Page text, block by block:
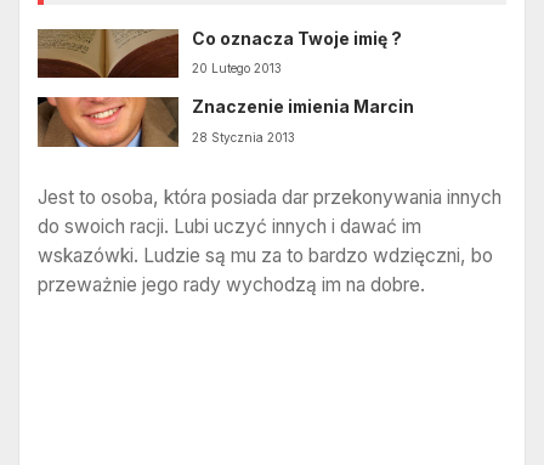
Co oznacza Twoje imię ?
20 Lutego 2013
Znaczenie imienia Marcin
28 Stycznia 2013
Jest to osoba, która posiada dar przekonywania innych
do swoich racji. Lubi uczyć innych i dawać im
wskazówki. Ludzie są mu za to bardzo wdzięczni, bo
przeważnie jego rady wychodzą im na dobre.